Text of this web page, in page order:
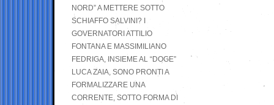
NORD” A METTERE SOTTO
SCHIAFFO SALVINI? I
GOVERNATORI ATTILIO
FONTANA E MASSIMILIANO
FEDRIGA, INSIEME AL “DOGE”
LUCA ZAIA, SONO PRONTI A
FORMALIZZARE UNA
CORRENTE, SOTTO FORMA DI